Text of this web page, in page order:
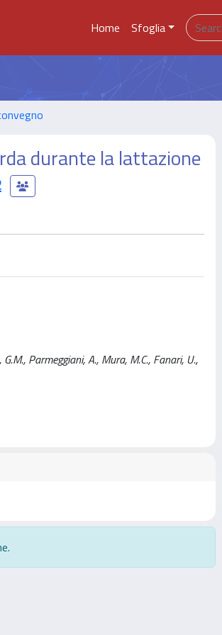
Home Sfoglia
durante la lattazione
Parmeggiani, A., Mura, M.C., Fanari, U.,